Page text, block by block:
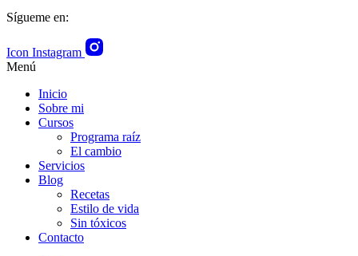
Sígueme en:
Icon Instagram
Menú
Inicio
Sobre mi
Cursos
Programa raíz
El cambio
Servicios
Blog
Recetas
Estilo de vida
Sin tóxicos
Contacto